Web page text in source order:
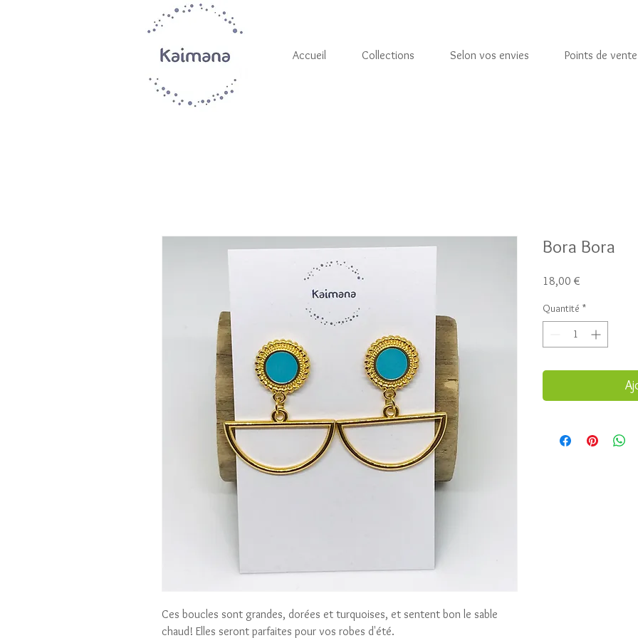
Accueil Collections Selon vos envies Points de vente
Ces boucles sont grandes, dorées et turquoises, et sentent bon le sable
chaud! Elles seront parfaites pour vos robes d'été.
Bora Bora
18,00 €
Quantité *